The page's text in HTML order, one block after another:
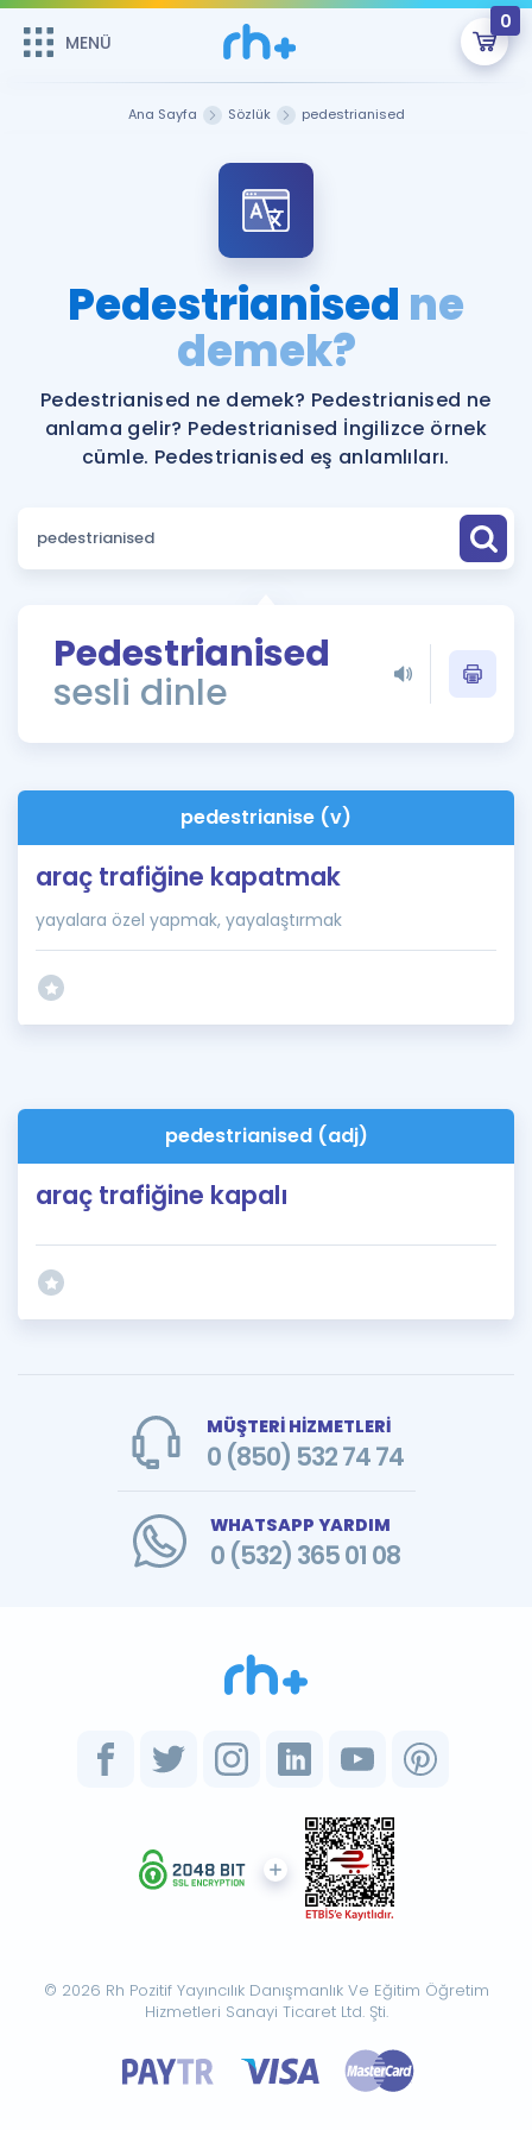
MENÜ
0
Şifremi Hatırlamıyorum
Sepetin Şu An Boş.
Remzi Hoca ile seni sınava hazırlayacak onlarca eğitim seni
bekliyor!
MENÜ
Katılımcı Görüşleri
Faydalı Araçlar
Ücretsiz Kaynaklar
ÖSYM Sınav Takvimi
Kampanyalar
İngilizce Gramer
İngilizce Gramer
Ana Sayfa Sözlük pedestrianised
Pedestrianised ne
demek?
Pedestrianised ne demek? Pedestrianised ne
anlama gelir? Pedestrianised İngilizce örnek
cümle. Pedestrianised eş anlamlıları.
Pedestrianised
sesli dinle
pedestrianise (v)
araç trafiğine kapatmak
yayalara özel yapmak, yayalaştırmak
pedestrianised (adj)
araç trafiğine kapalı
MÜŞTERİ HİZMETLERİ
0 (850) 532 74 74
WHATSAPP YARDIM
0 (532) 365 01 08
© 2026 Rh Pozitif Yayıncılık Danışmanlık Ve Eğitim Öğretim
Hizmetleri Sanayi Ticaret Ltd. Şti.